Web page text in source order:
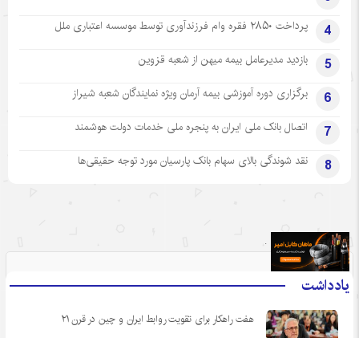
4 پرداخت ۲۸۵۰ فقره وام فرزندآوری توسط موسسه اعتباری ملل
5 بازدید مدیرعامل بیمه میهن از شعبه قزوین
6 برگزاری دوره آموزشی بیمه آرمان ویژه نمایندگان شعبه شیراز
7 اتصال بانک ملی ایران به پنجره ملی خدمات دولت هوشمند
8 نقد شوندگی بالای سهام بانک پارسیان مورد توجه حقیقی‌ها
یادداشت
هفت راهکار برای تقویت روابط ایران و چین در قرن ۲۱
.